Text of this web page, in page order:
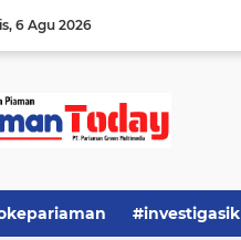
6 Agu 2026